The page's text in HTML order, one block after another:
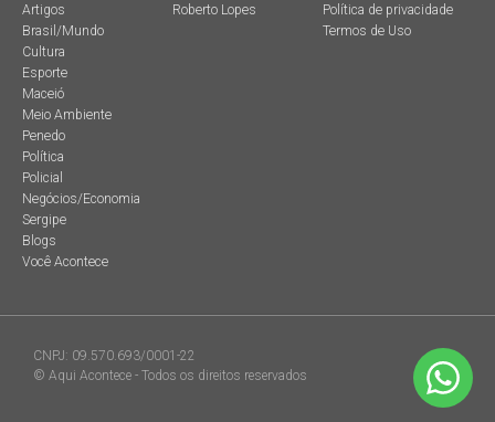
Artigos
Brasil/Mundo
Cultura
Esporte
Maceió
Meio Ambiente
Penedo
Política
Policial
Negócios/Economia
Sergipe
Blogs
Você Acontece
Roberto Lopes
Política de privacidade
Termos de Uso
CNPJ: 09.570.693/0001-22
© Aqui Acontece - Todos os direitos reservados